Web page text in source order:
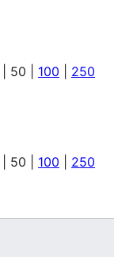
50 100
250
50 100
250